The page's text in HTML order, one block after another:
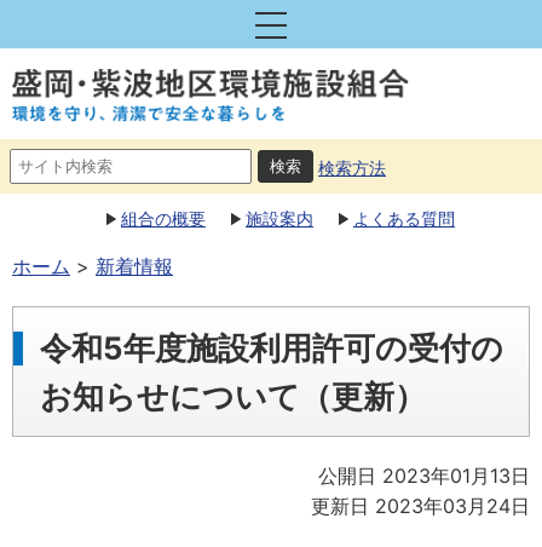
検索方法
組合の概要 施設案内 よくある質問
ホーム 新着情報
令和5年度施設利用許可の受付の
お知らせについて（更新）
公開日 2023年01月13日
更新日 2023年03月24日